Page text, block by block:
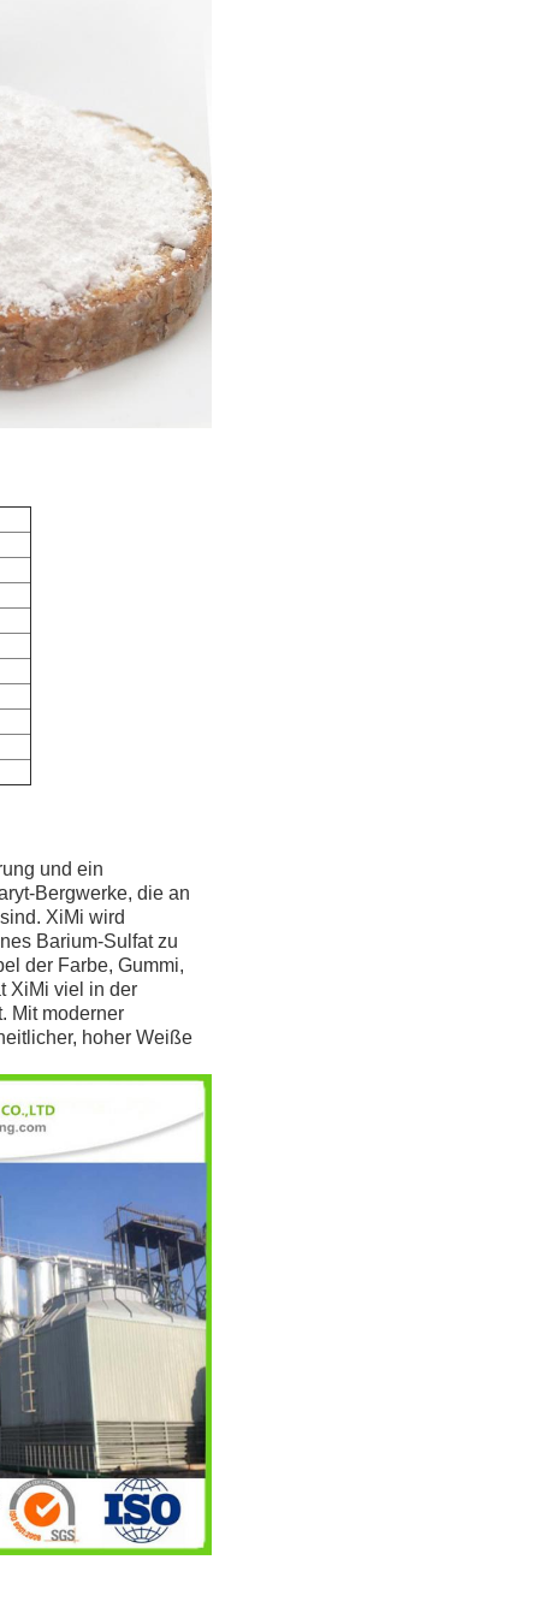
und ein
Bergwerke, die an
XiMi wird
Barium-Sulfat zu
der Farbe, Gummi,
XiMi viel in der
Mit moderner
hoher Weiße